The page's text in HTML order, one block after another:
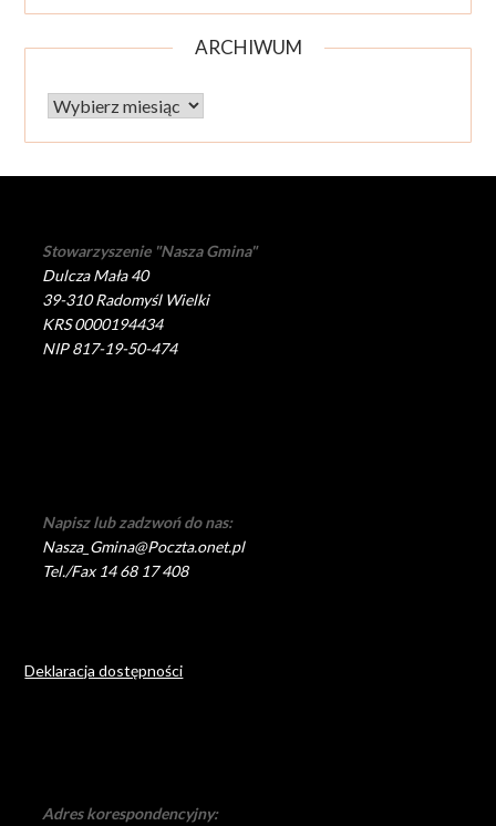
ARCHIWUM
Archiwum
Stowarzyszenie "Nasza Gmina"
Dulcza Mała 40
39-310 Radomyśl Wielki
KRS 0000194434
NIP 817-19-50-474
Napisz lub zadzwoń do nas:
Nasza_Gmina@Poczta.onet.pl
Tel./Fax 14 68 17 408
Deklaracja dostępności
Adres korespondencyjny: